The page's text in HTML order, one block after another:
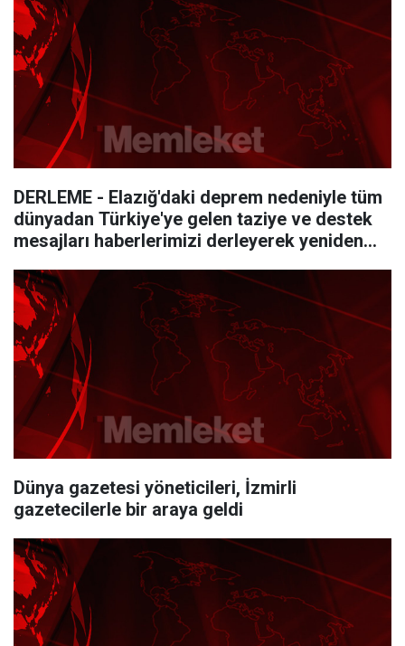
DERLEME - Elazığ'daki deprem nedeniyle tüm
dünyadan Türkiye'ye gelen taziye ve destek
mesajları haberlerimizi derleyerek yeniden
Dünya gazetesi yöneticileri, İzmirli
gazetecilerle bir araya geldi